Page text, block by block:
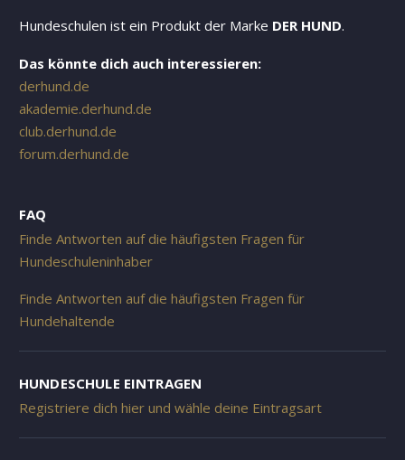
Hundeschulen ist ein Produkt der Marke DER HUND.
Das könnte dich auch interessieren:
derhund.de
akademie.derhund.de
club.derhund.de
forum.derhund.de
FAQ
Finde Antworten auf die häufigsten Fragen für
Hundeschuleninhaber
Finde Antworten auf die häufigsten Fragen für
Hundehaltende
HUNDESCHULE EINTRAGEN
Registriere dich hier und wähle deine Eintragsart